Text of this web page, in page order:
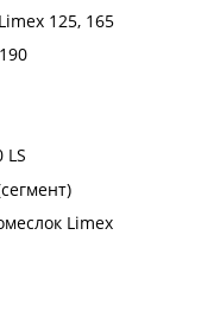
125, 165
LS
Limex